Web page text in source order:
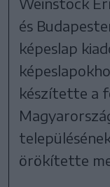
és
képeslap
készítette a
örökítette